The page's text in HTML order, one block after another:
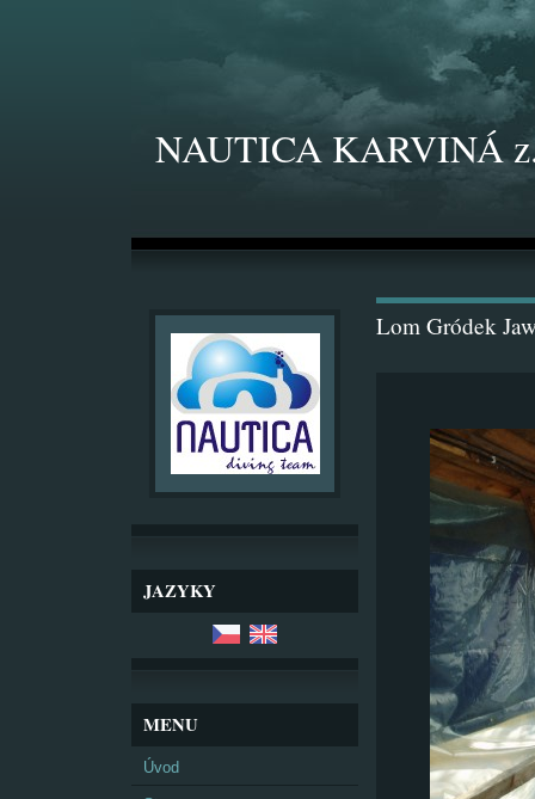
NAUTICA KARVINÁ
JAZYKY
MENU
Úvod
Lom Gródek